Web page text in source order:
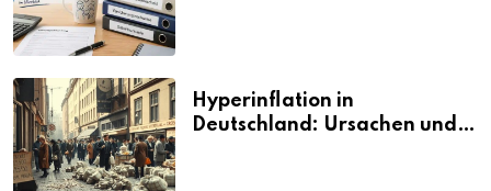
Hyperinflation in
Deutschland: Ursachen und